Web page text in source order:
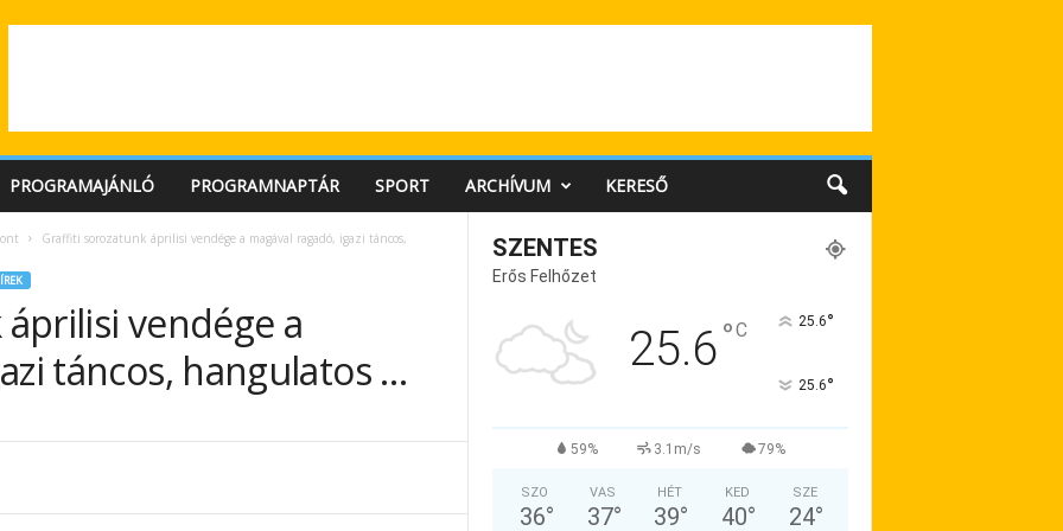
PROGRAMAJÁNLÓ PROGRAMNAPTÁR SPORT ARCHÍVUM KERESŐ
Graffiti sorozatunk áprilisi vendége a magával ragadó, igazi táncos,
vendége a
táncos, hangulatos …
SZENTES
Erős Felhőzet
25.6°C 25.6°
25.6°
59% 3.1m/s 79%
SZO
36°
VAS
37°
HÉT
39°
KED
40°
SZE
24°